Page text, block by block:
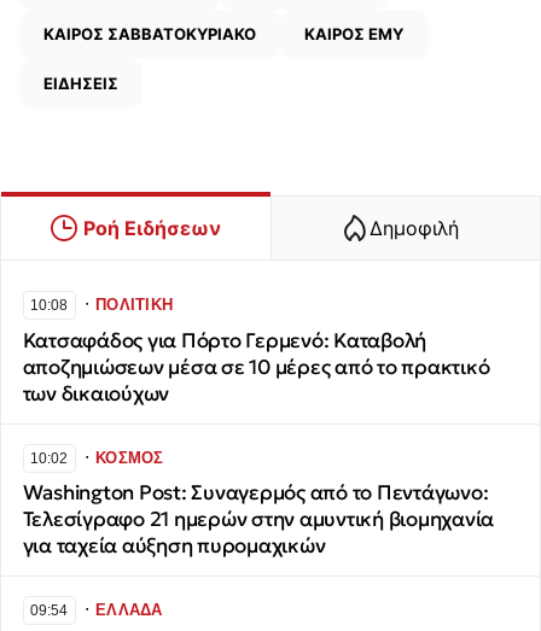
ΚΑΙΡΟΣ ΣΑΒΒΑΤΟΚΥΡΙΑΚΟ ΚΑΙΡΟΣ ΕΜΥ
ΕΙΔΗΣΕΙΣ
Ροή Ειδήσεων Δημοφιλή
10:08 ∙ΠΟΛΙΤΙΚΗ
Κατσαφάδος για Πόρτο Γερμενό: Καταβολή
αποζημιώσεων μέσα σε 10 μέρες από το πρακτικό
των δικαιούχων
10:02 ∙ΚΟΣΜΟΣ
Washington Post: Συναγερμός από το Πεντάγωνο:
Τελεσίγραφο 21 ημερών στην αμυντική βιομηχανία
για ταχεία αύξηση πυρομαχικών
09:54 ∙ΕΛΛΑΔΑ